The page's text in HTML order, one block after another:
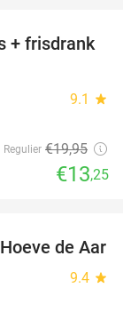
34%
+ frisdrank
9.1 star
Regulier €19,95
€13,25
50%
de Aar
9.4 star